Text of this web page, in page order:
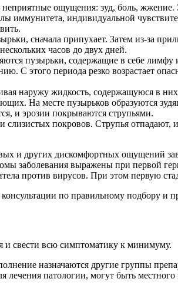
ощущения: зуд, боль, жжение.
иммунитета, индивидуальной
сначала припухает. Затем из-за
часов до двух дней.
пузырьки, содержащие в себе лимфу
С этого периода резко возрастает
наружу жидкость, содержащуюся в
На месте пузырьков образуются
и эрозии покрываются струпьями.
покровов. Струпья отпадают,
и других дискомфортных ощущений
заболевания выражены при первой
против вирусов. При этом первую
по правильному подбору и
и свести всю симптоматику к минимуму.
назначаются другие группы
лечения патологии, могут быть